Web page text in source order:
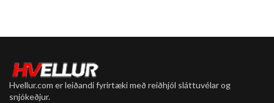
Hvellur.com er leiðandi fyrirtæki með reiðhjól sláttuvélar og
snjókeðjur.